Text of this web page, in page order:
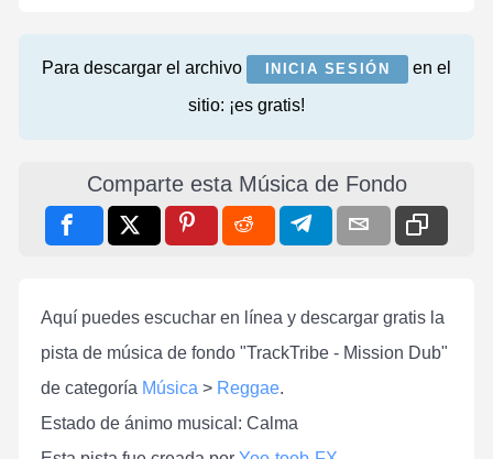
Para descargar el archivo INICIA SESIÓN
en el
sitio: ¡es gratis!
Comparte esta Música de Fondo
Aquí puedes escuchar en línea y descargar gratis la
pista de música de fondo "TrackTribe - Mission Dub"
de categoría Música > Reggae.
Estado de ánimo musical: Calma